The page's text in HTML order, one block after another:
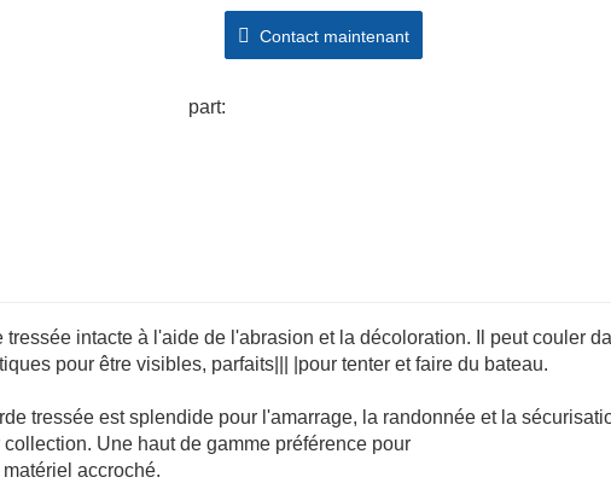
Contact maintenant
part:
tressée intacte à l'aide de l'abrasion et la décoloration. Il peut couler
pour être visibles, parfaits||| |pour tenter et faire du bateau.
tressée est splendide pour l'amarrage, la randonnée et la
Une haut de gamme préférence pour
accroché.